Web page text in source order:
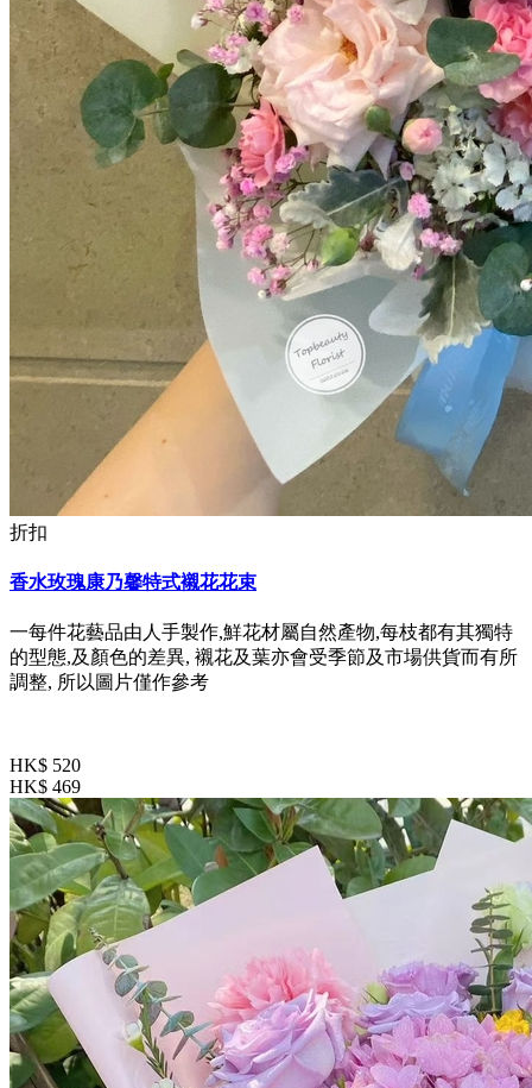
折扣
香水玫瑰康乃馨特式襯花花束
一每件花藝品由人手製作,鮮花材屬自然產物,每枝都有其獨特
的型態,及顏色的差異, 襯花及葉亦會受季節及市場供貨而有所
調整, 所以圖片僅作參考
HK$ 520
HK$ 469